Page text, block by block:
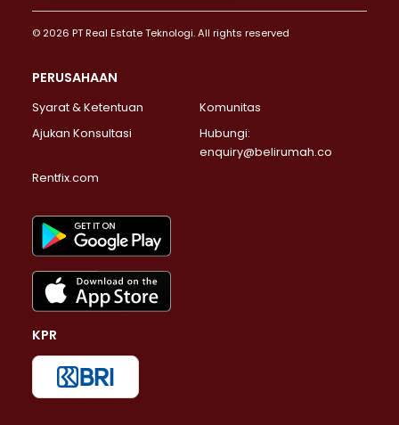
© 2026 PT Real Estate Teknologi. All rights reserved
PERUSAHAAN
Syarat & Ketentuan
Komunitas
Ajukan Konsultasi
Hubungi:
enquiry@belirumah.co
Rentfix.com
KPR